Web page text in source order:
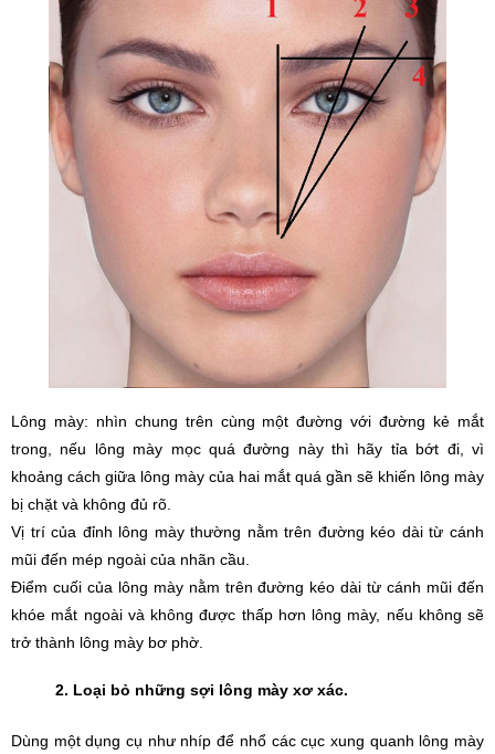
Lông mày: nhìn chung trên cùng một đường với đường kẻ mắt
trong, nếu lông mày mọc quá đường này thì hãy tỉa bớt đi, vì
khoảng cách giữa lông mày của hai mắt quá gần sẽ khiến lông mày
bị chặt và không đủ rõ.
Vị trí của đỉnh lông mày thường nằm trên đường kéo dài từ cánh
mũi đến mép ngoài của nhãn cầu.
Điểm cuối của lông mày nằm trên đường kéo dài từ cánh mũi đến
khóe mắt ngoài và không được thấp hơn lông mày, nếu không sẽ
trở thành lông mày bơ phờ.
2. Loại bỏ những sợi lông mày xơ xác.
Dùng một dụng cụ như nhíp để nhổ các cục xung quanh lông mày